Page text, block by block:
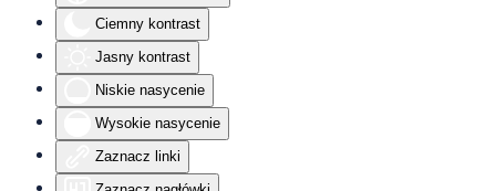
Ciemny kontrast
Jasny kontrast
Niskie nasycenie
Wysokie nasycenie
Zaznacz linki